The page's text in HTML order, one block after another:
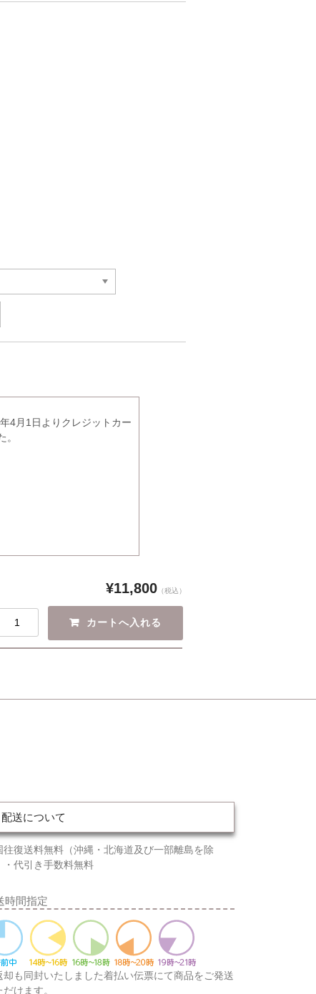
4月1日よりクレジットカー
¥11,800 （税込）
配送について
往復送料無料（沖縄・北海道及び一部離島を除
・代引き手数料無料
時間指定
却も同封いたしました着払い伝票にて商品をご発送
だけます。